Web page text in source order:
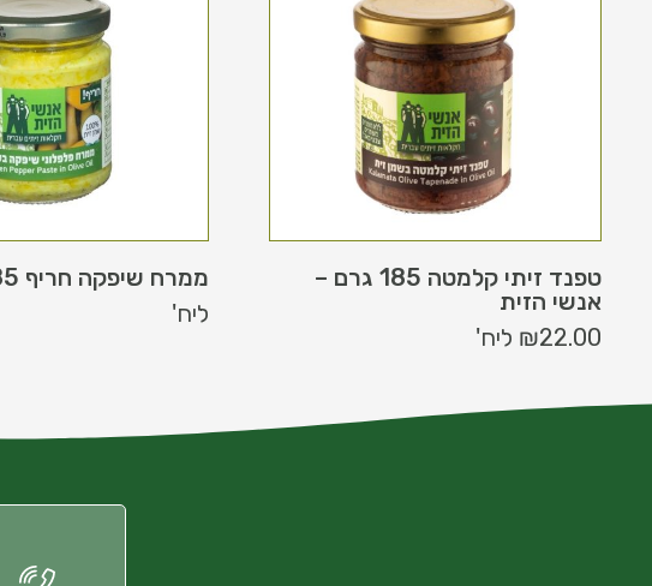
טפנד זיתי קלמטה 185 גרם –
אנשי הזית
₪22.00 ליח'
ממרח שיפקה חריף 185 גרם
ליח'